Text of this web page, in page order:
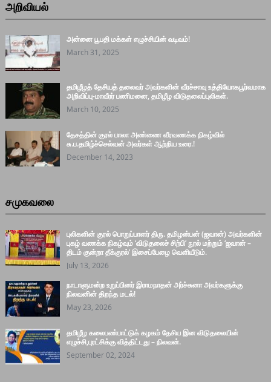
அறிவியல்
அன்னை பூபதி மக்கள் எழுச்சியின் வடிவம்!
March 31, 2025
தமிழீழத் தேசியத் தலைவர் அவர்களின் வீரச்சாவு உத்தியோகபூர்வமாக
அறிவிப்பு-மாவீரர் பணிமனை, தமிழீழ விடுதலைப்புலிகள்.
March 10, 2025
தேசத்தின் குரல் பாலா அண்ணை வீரவணக்க நிகழ்வில்
சு.ப.தமிழ்ச்செல்வன் அவர்கள் ஆற்றிய உரை.!
December 14, 2023
சமுகவலை
புலிகளின் குரல் பொறுப்பாளர் திரு. தமிழன்பன் (ஜவான்) அவர்களின்
புகழ் வணக்க நிகழ்வும் ‘விடுதலைச் சிற்பி’ நூல் மற்றும் ‘ஜவான் –
திடம் குன்றா தீக்குரல்’ இசைப்பேழை வெளியீடும்.
July 13, 2026
நாடாளுமன்ற உறுப்பினர் இராமநாதன் அர்ச்சுனா அவர்களுக்கு
நிலவனின் திறந்த மடல்!
May 23, 2026
தமிழீழ கலைபண்பாட்டுக் கழகம் தேசிய இன விடுதலையின்
எழுச்சி,புரட்சிக்கு வித்திட்டது – நிலவன்.
September 02, 2024